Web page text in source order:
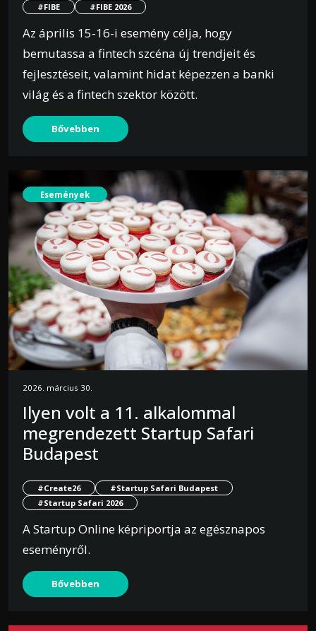
#FIBE #FIBE 2026
Az április 15-16-i esemény célja, hogy
bemutassa a fintech szcéna új trendjeit és
fejlesztéseit, valamint hidat képezzen a banki
világ és a fintech szektor között.
Bővebben
Események
2026. március 30.
Ilyen volt a 11. alkalommal
megrendezett Startup Safari
Budapest
#Create26
#Startup Safari Budapest
#Startup Safari 2026
A Startup Online képriportja az egésznapos
eseményről.
Bővebben